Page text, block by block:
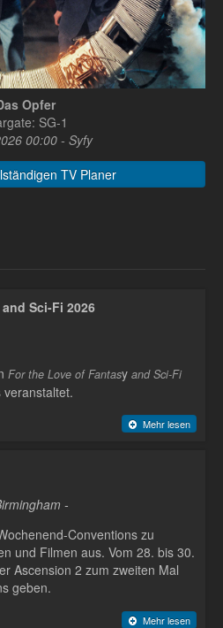
Opfer
SG-1
00:00 - Syfy
TV Planer
Sci-Fi 2026
For the Love of Fantasy and Sci-Fi
Mehr lesen
-
Conventions zu
und Filmen aus. Vom 28. bis 30.
Ascension 2 zum zweiten Mal
geben.
Mehr lesen